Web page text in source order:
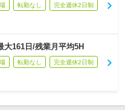
場 転勤なし 完全週休2日制
大161日/残業月平均5H
場 転勤なし 完全週休2日制